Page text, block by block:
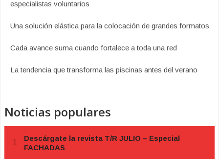
especialistas voluntarios
Una solución elástica para la colocación de grandes formatos
Cada avance suma cuando fortalece a toda una red
La tendencia que transforma las piscinas antes del verano
Noticias populares